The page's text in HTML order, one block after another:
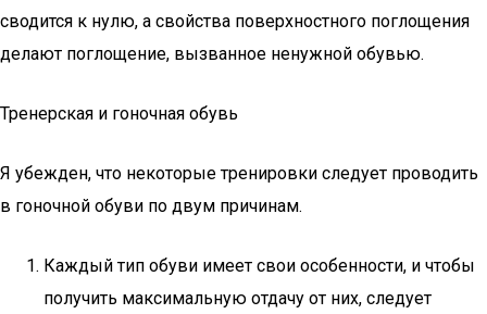
сводится к нулю, а свойства поверхностного поглощения
делают поглощение, вызванное ненужной обувью.
Тренерская и гоночная обувь
Я убежден, что некоторые тренировки следует проводить
в гоночной обуви по двум причинам.
Каждый тип обуви имеет свои особенности, и чтобы
получить максимальную отдачу от них, следует